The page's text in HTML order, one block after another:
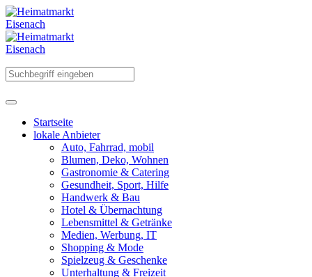
Startseite
lokale Anbieter
Auto, Fahrrad, mobil
Blumen, Deko, Wohnen
Gastronomie & Catering
Gesundheit, Sport, Hilfe
Handwerk & Bau
Hotel & Übernachtung
Lebensmittel & Getränke
Medien, Werbung, IT
Shopping & Mode
Spielzeug & Geschenke
Unterhaltung & Freizeit